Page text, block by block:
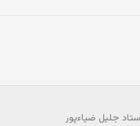
جلیل ضیاءپور